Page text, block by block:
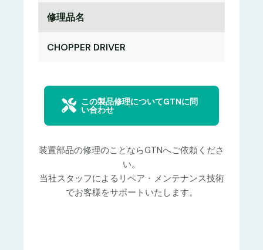
修理品名
CHOPPER DRIVER
この製品修理についてGTNに問
い合わせ
装置部品の修理のことならGTNへご依頼くださ
い。
当社スタッフによるリペア・メンテナンス技術
でお客様をサポートいたします。